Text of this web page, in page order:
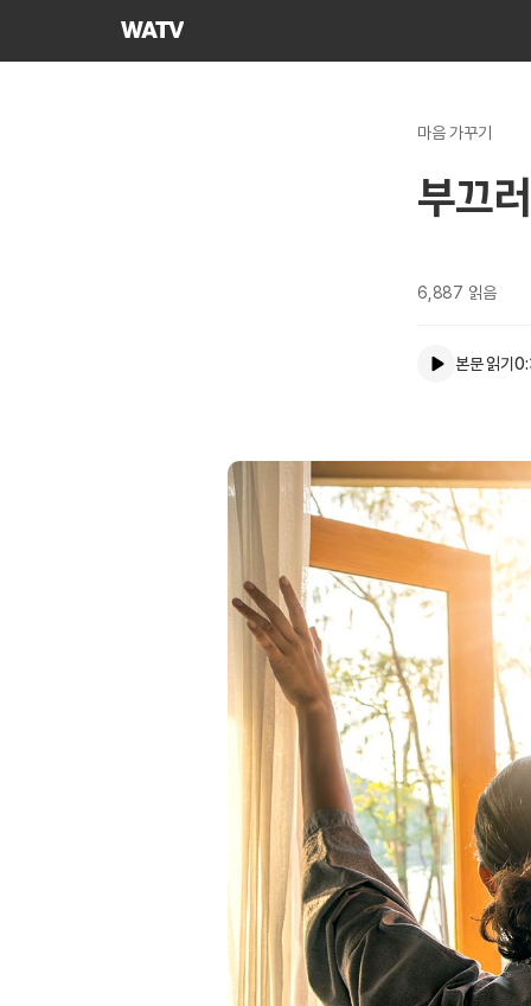
하나님의교회
마음 가꾸기
부끄
6,887 읽음
본문 읽기